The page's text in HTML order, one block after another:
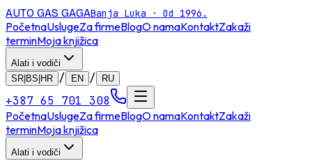
AUTO GAS GAGABanja Luka · Od 1996.
PočetnaUslugeZa firmeBlogO namaKontaktZakaži
terminMoja knjižica
Alati i vodiči
SR|BS|HR
/ EN / RU
+387 65 701 308
PočetnaUslugeZa firmeBlogO namaKontaktZakaži
terminMoja knjižica
Alati i vodiči